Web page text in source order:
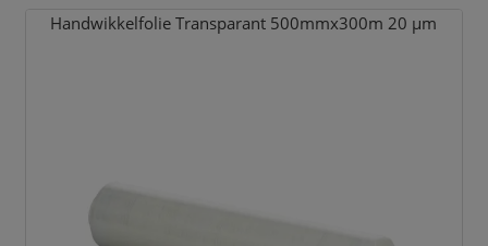
Handwikkelfolie Transparant 500mmx300m 20 µm